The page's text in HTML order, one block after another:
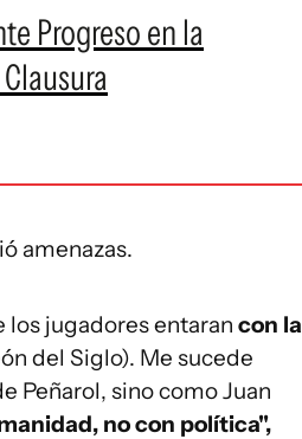
Progreso en la
amenazas.
jugadores entaran con la
del Siglo). Me sucede
Peñarol, sino como Juan
no con política",